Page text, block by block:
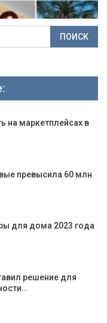
на маркетплейсах в
превысила 60 млн
для дома 2023 года
решение для